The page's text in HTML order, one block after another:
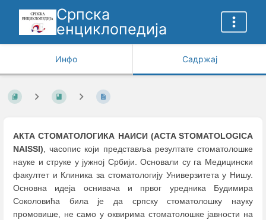
Српска
енциклопедија
Инфо Садржај
АКТА СТОМАТОЛОГИКА НАИСИ (ACTA STOMATOLOGICA
NAISSI), часопис који представља резултате стоматолошке
науке и струке у јужној Србији. Основали су га Медицински
факултет и Клиника за стоматологију Универзитета у Нишу.
Основна идеја оснивача и првог уредника Будимира
Соколовића била је да српску стоматолошку науку
промовише, не само у оквирима стоматолошке јавности на